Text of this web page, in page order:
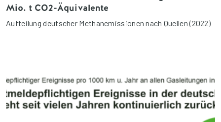
Mio. t CO2-Äquivalente
Aufteilung deutscher Methanemissionen nach Quellen (2022)